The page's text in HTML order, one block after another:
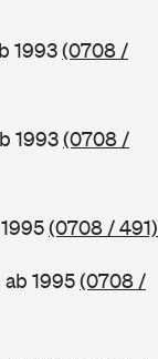
1993(0708 /
1993(0708 /
(0708 / 491)
1995(0708 /